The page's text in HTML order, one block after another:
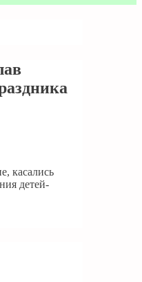
касались
детей-